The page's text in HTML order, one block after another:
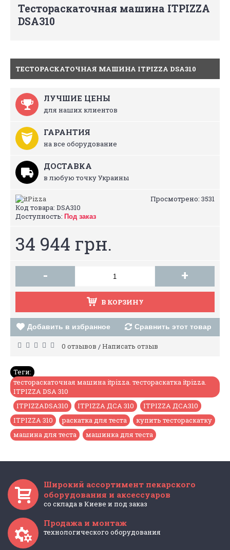
Тестораскаточная машина ITPIZZA
DSA310
ТЕСТОРАСКАТОЧНАЯ МАШИНА ITPIZZA DSA310
ЛУЧШИЕ ЦЕНЫ
для наших клиентов
ГАРАНТИЯ
на все оборудование
ДОСТАВКА
в любую точку Украины
Просмотрено: 3531
Код товара: DSA310
Доступность: Под заказ
34 944 грн.
- +
В КОРЗИНУ
Добавить в избранное Сравнить этот товар
0 отзывов /Написать отзыв
Теги:
тестораскаточная машина itpizza. тестораскатка itpizza.
ITPIZZA DSA 310
ITPIZZADSA310 ITPIZZA ДСА 310 ITPIZZA ДСА310
ITPIZZA 310
раскатка для теста купить тестораскатку
машина для теста
машинка для теста
Широкий ассортимент пекарского
оборудования и аксессуаров
со склада в Киеве и под заказ
Продажа и монтаж
технологического оборудования